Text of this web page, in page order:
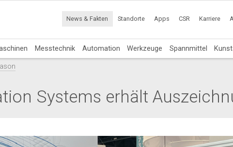
News & Fakten Standorte Apps CSR Karriere
Messtechnik Automation Werkzeuge Spannmittel
Systems erhält